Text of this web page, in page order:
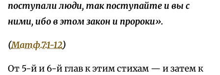
поступали люди, так поступайте и вы с
ними, ибо в этом закон и пророки».
(Матф.7:1-12)
От 5-й и 6-й глав к этим стихам — и затем к